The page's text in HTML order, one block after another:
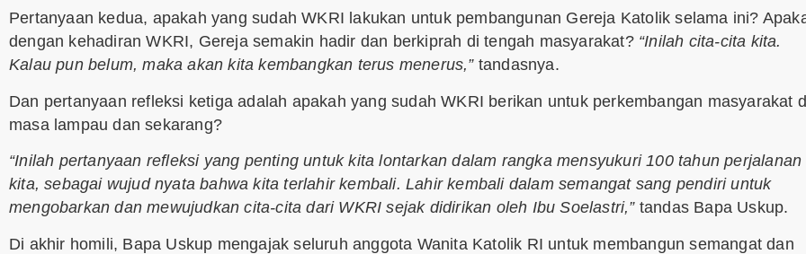
Pertanyaan kedua, apakah yang sudah WKRI lakukan untuk pembangunan Gereja Katolik selama ini?
dengan kehadiran WKRI, Gereja semakin hadir dan berkiprah di tengah masyarakat? “Inilah cita-cita kita.
Kalau pun belum, maka akan kita kembangkan terus menerus,”tandasnya.
Dan pertanyaan refleksi ketiga adalah apakah yang sudah WKRI berikan untuk perkembangan masyarakat
masa lampau dan sekarang?
“Inilah pertanyaan refleksi yang penting untuk kita lontarkan dalam rangka mensyukuri 100 tahun perjalanan
kita, sebagai wujud nyata bahwa kita terlahir kembali. Lahir kembali dalam semangat sang pendiri untuk
mengobarkan dan mewujudkan cita-cita dari WKRI sejak didirikan oleh Ibu Soelastri,”tandas Bapa Uskup.
Di akhir homili, Bapa Uskup mengajak seluruh anggota Wanita Katolik RI untuk membangun semangat dan